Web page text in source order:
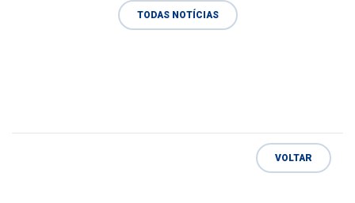
TODAS NOTÍCIAS
VOLTAR